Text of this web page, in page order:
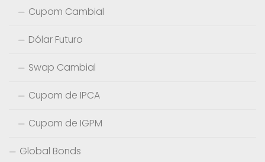
Cupom Cambial
Dólar Futuro
Swap Cambial
Cupom de IPCA
Cupom de IGPM
Global Bonds